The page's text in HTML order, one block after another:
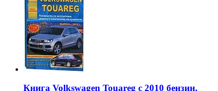
Книга Volkswagen Touareg с 2010 бензин,